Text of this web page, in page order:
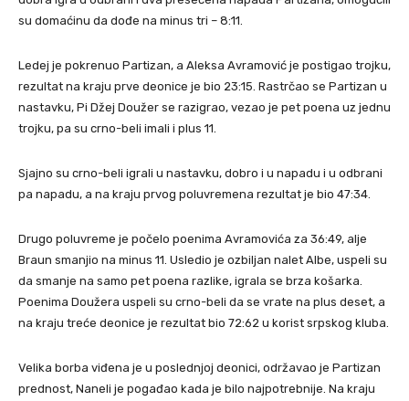
su domaćinu da dođe na minus tri – 8:11.
Ledej je pokrenuo Partizan, a Aleksa Avramović je postigao trojku,
rezultat na kraju prve deonice je bio 23:15. Rastrčao se Partizan u
nastavku, Pi Džej Doužer se razigrao, vezao je pet poena uz jednu
trojku, pa su crno-beli imali i plus 11.
Sjajno su crno-beli igrali u nastavku, dobro i u napadu i u odbrani
pa napadu, a na kraju prvog poluvremena rezultat je bio 47:34.
Drugo poluvreme je počelo poenima Avramovića za 36:49, alje
Braun smanjio na minus 11. Usledio je ozbiljan nalet Albe, uspeli su
da smanje na samo pet poena razlike, igrala se brza košarka.
Poenima Doužera uspeli su crno-beli da se vrate na plus deset, a
na kraju treće deonice je rezultat bio 72:62 u korist srpskog kluba.
Velika borba viđena je u poslednjoj deonici, održavao je Partizan
prednost, Naneli je pogađao kada je bilo najpotrebnije. Na kraju